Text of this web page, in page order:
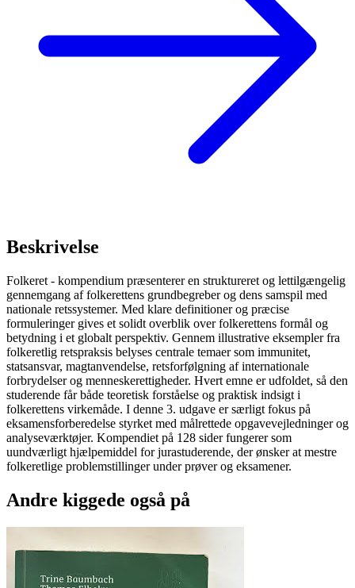
Beskrivelse
Folkeret - kompendium præsenterer en struktureret og lettilgængelig
gennemgang af folkerettens grundbegreber og dens samspil med
nationale retssystemer. Med klare definitioner og præcise
formuleringer gives et solidt overblik over folkerettens formål og
betydning i et globalt perspektiv. Gennem illustrative eksempler fra
folkeretlig retspraksis belyses centrale temaer som immunitet,
statsansvar, magtanvendelse, retsforfølgning af internationale
forbrydelser og menneskerettigheder. Hvert emne er udfoldet, så den
studerende får både teoretisk forståelse og praktisk indsigt i
folkerettens virkemåde. I denne 3. udgave er særligt fokus på
eksamensforberedelse styrket med målrettede opgavevejledninger og
analyseværktøjer. Kompendiet på 128 sider fungerer som
uundværligt hjælpemiddel for jurastuderende, der ønsker at mestre
folkeretlige problemstillinger under prøver og eksamener.
Andre kiggede også på